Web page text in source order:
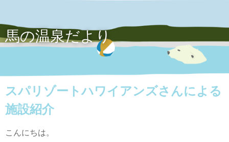
馬の温泉だより
スパリゾートハワイアンズさんによる
施設紹介
こんにちは。